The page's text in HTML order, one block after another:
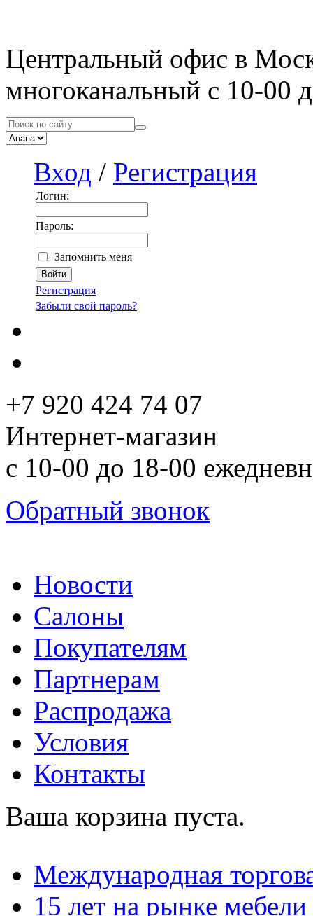
Центральный офис в
многоканальный с 10-00
Вход / Регистрация
Логин:
Пароль:
Запомнить меня
Регистрация
Забыли свой пароль?
+7 920 424 74 07
Интернет-магазин
с 10-00 до 18-00
Обратный звонок
Новости
Салоны
Покупателям
Партнерам
Распродажа
Условия
Контакты
Ваша корзина пуста.
Международная
15 лет на рынке